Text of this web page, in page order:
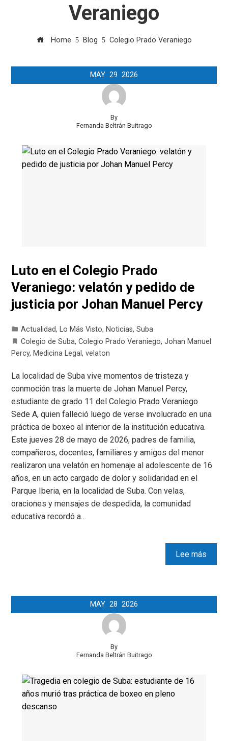
Veraniego
Home Blog Colegio Prado Veraniego
MAY 29 2026
By
Fernanda Beltrán Buitrago
Luto en el Colegio Prado
Veraniego: velatón y pedido de
justicia por Johan Manuel Percy
Actualidad, Lo Más Visto, Noticias,Suba
Colegio de Suba,Colegio Prado Veraniego,Johan Manuel
Percy, Medicina Legal,velaton
La localidad de Suba vive momentos de tristeza y
conmoción tras la muerte de Johan Manuel Percy,
estudiante de grado 11 del Colegio Prado Veraniego
Sede A, quien falleció luego de verse involucrado en una
práctica de boxeo al interior de la institución educativa.
Este jueves 28 de mayo de 2026, padres de familia,
compañeros, docentes, familiares y amigos del menor
realizaron una velatón en homenaje al adolescente de 16
años, en un acto cargado de dolor y solidaridad en el
Parque Iberia, en la localidad de Suba. Con velas,
oraciones y mensajes de despedida, la comunidad
educativa recordó a…
Lee más
MAY 28 2026
By
Fernanda Beltrán Buitrago